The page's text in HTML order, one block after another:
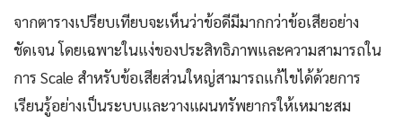
จากตารางเปรียบเทียบจะเห็นว่าข้อดีมีมากกว่าข้อเสียอย่าง
ชัดเจน โดยเฉพาะในแง่ของประสิทธิภาพและความสามารถใน
การ Scale สำหรับข้อเสียส่วนใหญ่สามารถแก้ไขได้ด้วยการ
เรียนรู้อย่างเป็นระบบและวางแผนทรัพยากรให้เหมาะสม